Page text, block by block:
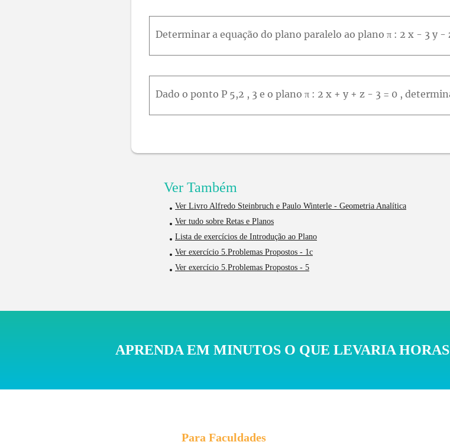
Ver Também
Ver Livro Alfredo Steinbruch e Paulo Winterle - Geometria Analítica
Ver tudo sobre Retas e Planos
Lista de exercícios de Introdução ao Plano
Ver exercício 5.Problemas Propostos - 1c
Ver exercício 5.Problemas Propostos - 5
APRENDA EM MINUTOS O QUE LEVARIA HORAS
Para Faculdades